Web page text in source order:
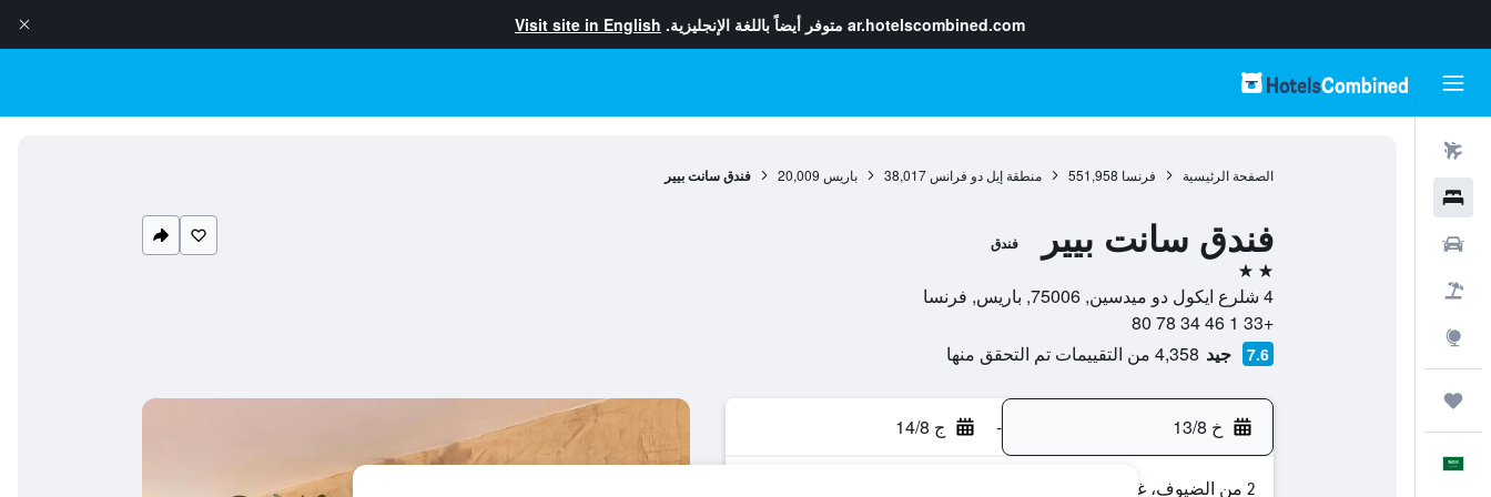
ar.hotelscombined.com متوفر أيضاً باللغة الإنجليزية. Visit site in English
الصفحة الرئيسية فرنسا 551,958 منطقة إيل دو فرانس 38,017 باريس 20,009 فندق سانت بيير
فندق سانت بيير فندق
2 نجمتين
4 شلرع ايكول دو ميدسين, 75006, باريس, فرنسا
+33 1 46 34 78 80
7.6 جيد 4,358 من التقييمات تم التحقق منها
خ 13/8 - ج 14/8
2 من الضيوف، غرفة واحدة